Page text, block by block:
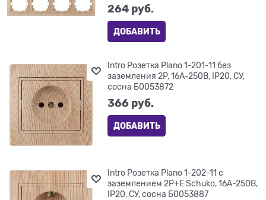
264 руб.
ДОБАВИТЬ
Intro Розетка Plano 1-201-11 без
заземления 2P, 16А-250В, IP20, СУ,
сосна Б0053872
366 руб.
ДОБАВИТЬ
Intro Розетка Plano 1-202-11 с
заземлением 2P+E Schuko, 16А-250В,
IP20, СУ, сосна Б0053887